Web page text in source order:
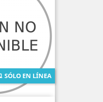
SÓLO EN LÍNEA